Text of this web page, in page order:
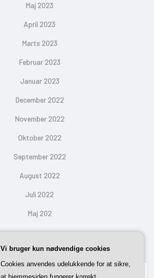
Maj 2023
April 2023
Marts 2023
Februar 2023
Januar 2023
December 2022
November 2022
Oktober 2022
September 2022
August 2022
Juli 2022
Maj 202
Vi bruger kun nødvendige cookies
Cookies anvendes udelukkende for at sikre,